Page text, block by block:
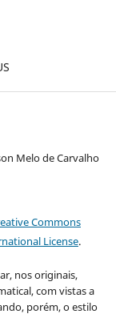
Melo de Carvalho
Commons
License.
nos originais,
com vistas a
porém, o estilo